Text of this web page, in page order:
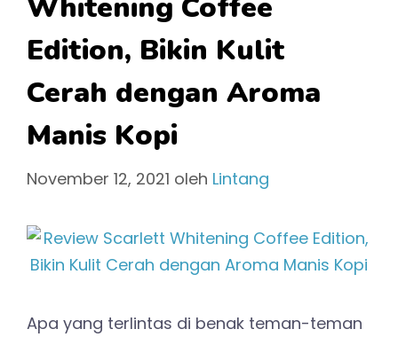
Edition, Bikin Kulit
Cerah dengan Aroma
Manis Kopi
November 12, 2021 oleh Lintang
Apa yang terlintas di benak teman-teman